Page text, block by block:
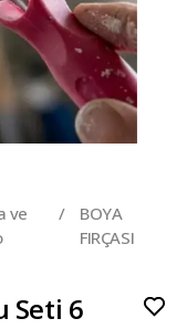
ve
/
BOYA
FIRÇASI
Seti 6